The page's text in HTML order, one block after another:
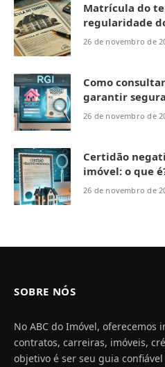
Matrícula do
regularidade
26 de novembro de
Como
garantir
26 de novembro de
Certidão
imóvel: o que
26 de novembro de
SOBRE NÓS
No ABC do Imóvel, oferecemos
contratos, carreiras, imóveis,
objetivo é ser seu guia